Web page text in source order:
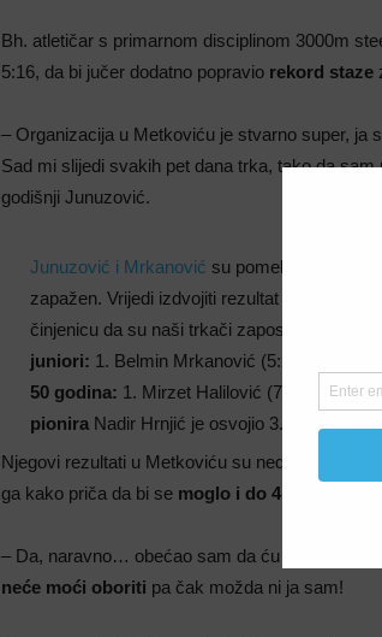
Bh. atletičar s primarnom disciplinom 3000m
5:16, da bi jučer dodatno popravio rekord staze
– Organizacija u Metkoviću je stvarno super, ja
Sad mi slijedi svakih pet dana trka, tako da
godišnji Junuzović.
Junuzović i Mrkanović su pomeli
zapažen. Vrijedi izdvojiti rezultat Marija
činjenicu da su naši trkači zaposjeli postolja
juniori: 1. Belmin Mrkanović (5:28);
50 godina: 1. Mirzet Halilović (7:03), 3.
pionira Nadir Hrnjić je osvojio 3. mjesto
Njegovi rezultati u Metkoviću su nedodirljivi za
ga kako priča da bi se moglo i do 4:50
– Da, naravno… obećao sam da ću doći i
neće moći oboriti pa čak možda ni ja sam!